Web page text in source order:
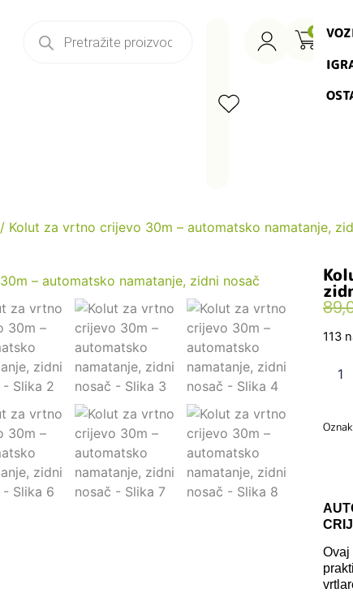
0
/ Kolut za vrtno crijevo 30m – automatsko namatanje,
113
Ovaj